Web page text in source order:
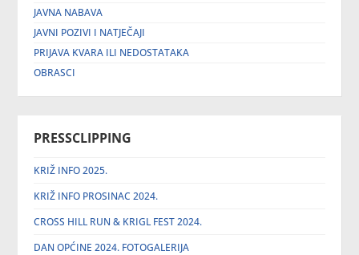
JAVNA NABAVA
JAVNI POZIVI I NATJEČAJI
PRIJAVA KVARA ILI NEDOSTATAKA
OBRASCI
PRESSCLIPPING
KRIŽ INFO 2025.
KRIŽ INFO PROSINAC 2024.
CROSS HILL RUN & KRIGL FEST 2024.
DAN OPĆINE 2024. FOTOGALERIJA